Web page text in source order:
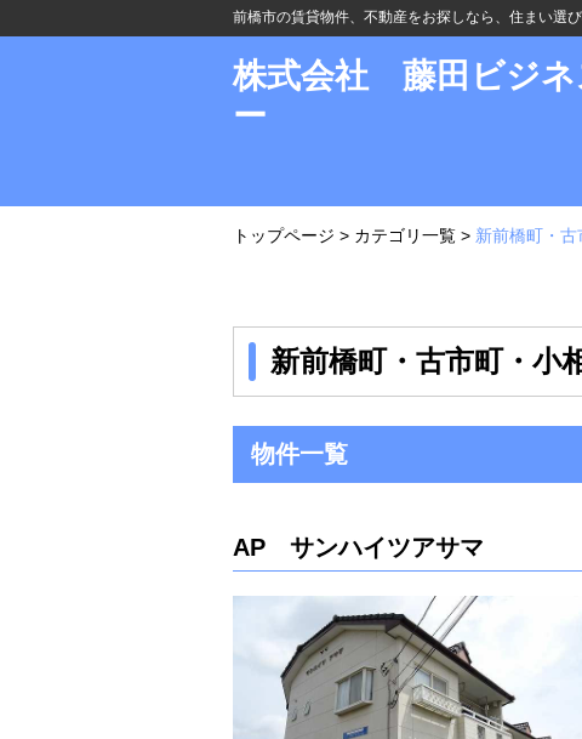
前橋市の賃貸物件、不動産をお探しなら、住まい
株式会社 藤田ビジネ
ー
トップページ > カテゴリ一覧 > 新前橋町・
新前橋町・古市町・小
物件一覧
AP サンハイツアサマ